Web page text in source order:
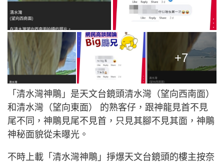
+7
「清水灣神鵰」是天文台鏡頭清水灣（望向西南面）
和清水灣（望向東面） 的熟客仔，跟神龍見首不見
尾不同，神鵰見尾不見首，只見其腳不見其面，神鵰
神秘面貌從未曝光。
不時上載「清水灣神鵰」掙爆天文台鏡頭的樓主按奈